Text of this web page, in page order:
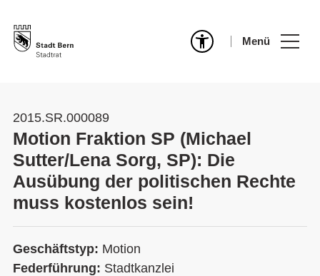
Menü
2015.SR.000089
Motion Fraktion SP (Michael
Sutter/Lena Sorg, SP): Die
Ausübung der politischen Rechte
muss kostenlos sein!
Geschäftstyp: Motion
Federführung: Stadtkanzlei